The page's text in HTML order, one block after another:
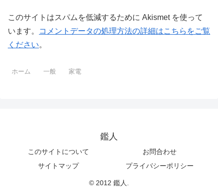
このサイトはスパムを低減するために Akismet を使って
います。
コメントデータの処理方法の詳細はこちらをご覧
ください。
ホーム 一般 家電
鑑人
このサイトについて
お問合わせ
サイトマップ
プライバシーポリシー
© 2012 鑑人.